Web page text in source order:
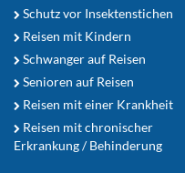
Schutz vor Insektenstichen
Reisen mit Kindern
Schwanger auf Reisen
Senioren auf Reisen
Reisen mit einer Krankheit
Reisen mit chronischer
Erkrankung / Behinderung